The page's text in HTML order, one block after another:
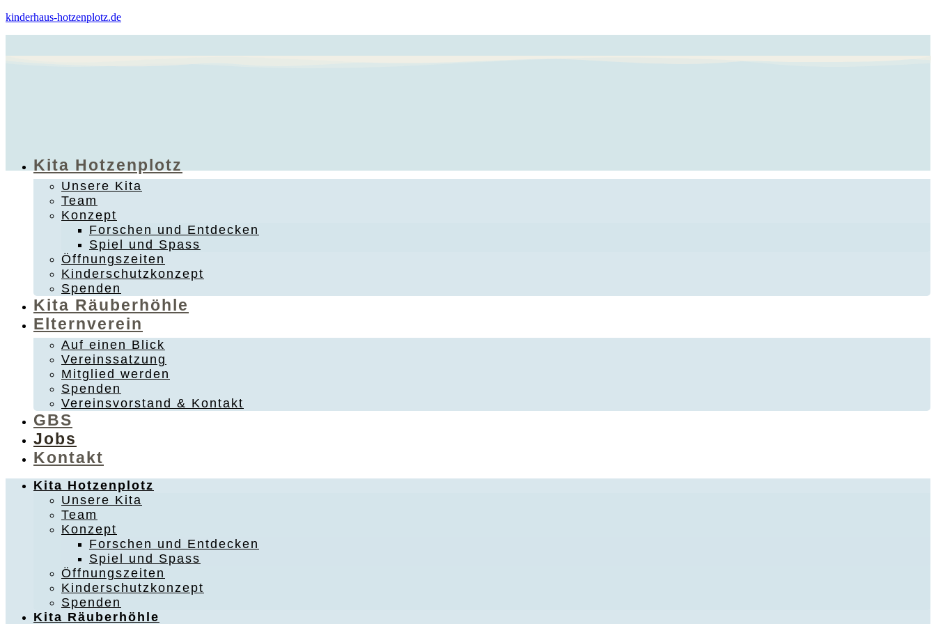
kinderhaus-hotzenplotz.de
Kita Hotzenplotz
Unsere Kita
Team
Konzept
Forschen und Entdecken
Spiel und Spass
Öffnungszeiten
Kinderschutzkonzept
Spenden
Kita Räuberhöhle
Elternverein
Auf einen Blick
Vereinssatzung
Mitglied werden
Spenden
Vereinsvorstand & Kontakt
GBS
Jobs
Kontakt
Kita Hotzenplotz
Unsere Kita
Team
Konzept
Forschen und Entdecken
Spiel und Spass
Öffnungszeiten
Kinderschutzkonzept
Spenden
Kita Räuberhöhle